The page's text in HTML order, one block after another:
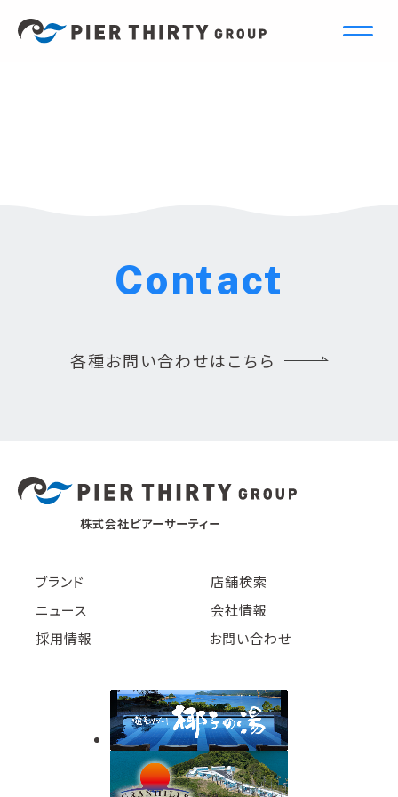
Contact
各種お問い合わせはこちら
株式会社ピアーサーティー
ブランド
店舗検索
ニュース
会社情報
採用情報
お問い合わせ